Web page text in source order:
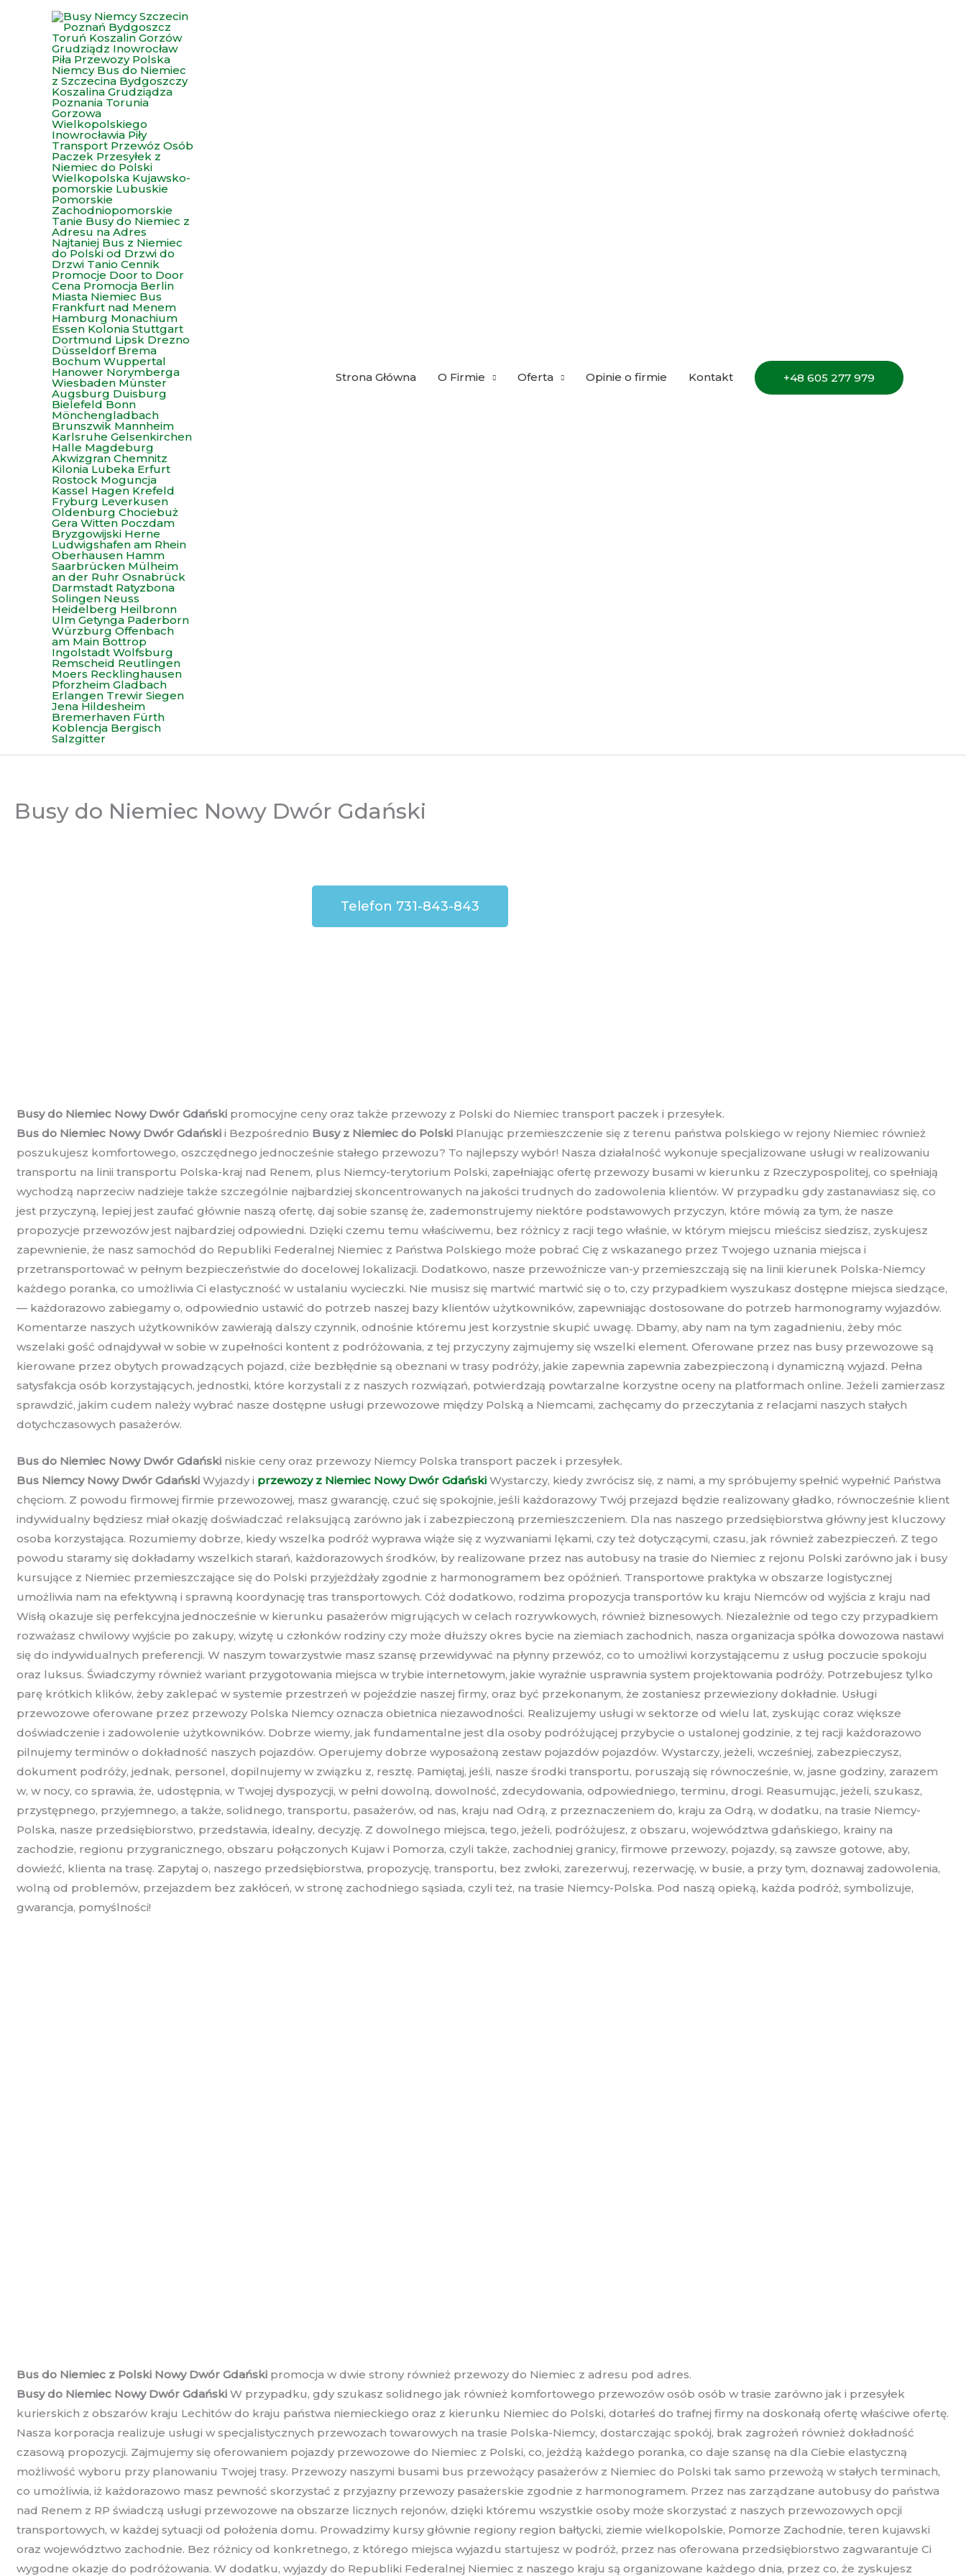
Strona Główna O Firmie Oferta Opinie o firmie Kontakt +48 605 277 979
Busy do Niemiec Nowy Dwór Gdański
Telefon 731-843-843
Busy do Niemiec Nowy Dwór Gdański promocyjne ceny oraz także przewozy z Polski do Niemiec transport paczek i przesyłek.
Bus do Niemiec Nowy Dwór Gdański i Bezpośrednio Busy z Niemiec do Polski Planując przemieszczenie się z terenu państwa polskiego w rejony Niemiec również
poszukujesz komfortowego, oszczędnego jednocześnie stałego przewozu? To najlepszy wybór! Nasza działalność wykonuje specjalizowane usługi w realizowaniu
transportu na linii transportu Polska-kraj nad Renem, plus Niemcy-terytorium Polski, zapełniając ofertę przewozy busami w kierunku z Rzeczypospolitej, co spełniają
wychodzą naprzeciw nadzieje także szczególnie najbardziej skoncentrowanych na jakości trudnych do zadowolenia klientów. W przypadku gdy zastanawiasz się, co
jest przyczyną, lepiej jest zaufać głównie naszą ofertę, daj sobie szansę że, zademonstrujemy niektóre podstawowych przyczyn, które mówią za tym, że nasze
propozycje przewozów jest najbardziej odpowiedni. Dzięki czemu temu właściwemu, bez różnicy z racji tego właśnie, w którym miejscu mieścisz siedzisz, zyskujesz
zapewnienie, że nasz samochód do Republiki Federalnej Niemiec z Państwa Polskiego może pobrać Cię z wskazanego przez Twojego uznania miejsca i
przetransportować w pełnym bezpieczeństwie do docelowej lokalizacji. Dodatkowo, nasze przewoźnicze van-y przemieszczają się na linii kierunek Polska-Niemcy
każdego poranka, co umożliwia Ci elastyczność w ustalaniu wycieczki. Nie musisz się martwić martwić się o to, czy przypadkiem wyszukasz dostępne miejsca siedzące,
— każdorazowo zabiegamy o, odpowiednio ustawić do potrzeb naszej bazy klientów użytkowników, zapewniając dostosowane do potrzeb harmonogramy wyjazdów.
Komentarze naszych użytkowników zawierają dalszy czynnik, odnośnie któremu jest korzystnie skupić uwagę. Dbamy, aby nam na tym zagadnieniu, żeby móc
wszelaki gość odnajdywał w sobie w zupełności kontent z podróżowania, z tej przyczyny zajmujemy się wszelki element. Oferowane przez nas busy przewozowe są
kierowane przez obytych prowadzących pojazd, ciże bezbłędnie są obeznani w trasy podróży, jakie zapewnia zapewnia zabezpieczoną i dynamiczną wyjazd. Pełna
satysfakcja osób korzystających, jednostki, które korzystali z z naszych rozwiązań, potwierdzają powtarzalne korzystne oceny na platformach online. Jeżeli zamierzasz
sprawdzić, jakim cudem należy wybrać nasze dostępne usługi przewozowe między Polską a Niemcami, zachęcamy do przeczytania z relacjami naszych stałych
dotychczasowych pasażerów.
Bus do Niemiec Nowy Dwór Gdański niskie ceny oraz przewozy Niemcy Polska transport paczek i przesyłek.
Bus Niemcy Nowy Dwór Gdański Wyjazdy i przewozy z Niemiec Nowy Dwór Gdański Wystarczy, kiedy zwrócisz się, z nami, a my spróbujemy spełnić wypełnić Państwa
chęciom. Z powodu firmowej firmie przewozowej, masz gwarancję, czuć się spokojnie, jeśli każdorazowy Twój przejazd będzie realizowany gładko, równocześnie klient
indywidualny będziesz miał okazję doświadczać relaksującą zarówno jak i zabezpieczoną przemieszczeniem. Dla nas naszego przedsiębiorstwa główny jest kluczowy
osoba korzystająca. Rozumiemy dobrze, kiedy wszelka podróż wyprawa wiąże się z wyzwaniami lękami, czy też dotyczącymi, czasu, jak również zabezpieczeń. Z tego
powodu staramy się dokładamy wszelkich starań, każdorazowych środków, by realizowane przez nas autobusy na trasie do Niemiec z rejonu Polski zarówno jak i busy
kursujące z Niemiec przemieszczające się do Polski przyjeżdżały zgodnie z harmonogramem bez opóźnień. Transportowe praktyka w obszarze logistycznej
umożliwia nam na efektywną i sprawną koordynację tras transportowych. Cóż dodatkowo, rodzima propozycja transportów ku kraju Niemców od wyjścia z kraju nad
Wisłą okazuje się perfekcyjna jednocześnie w kierunku pasażerów migrujących w celach rozrywkowych, również biznesowych. Niezależnie od tego czy przypadkiem
rozważasz chwilowy wyjście po zakupy, wizytę u członków rodziny czy może dłuższy okres bycie na ziemiach zachodnich, nasza organizacja spółka dowozowa nastawi
się do indywidualnych preferencji. W naszym towarzystwie masz szansę przewidywać na płynny przewóz, co to umożliwi korzystającemu z usług poczucie spokoju
oraz luksus. Świadczymy również wariant przygotowania miejsca w trybie internetowym, jakie wyraźnie usprawnia system projektowania podróży. Potrzebujesz tylko
parę krótkich klików, żeby zaklepać w systemie przestrzeń w pojeździe naszej firmy, oraz być przekonanym, że zostaniesz przewieziony dokładnie. Usługi
przewozowe oferowane przez przewozy Polska Niemcy oznacza obietnica niezawodności. Realizujemy usługi w sektorze od wielu lat, zyskując coraz większe
doświadczenie i zadowolenie użytkowników. Dobrze wiemy, jak fundamentalne jest dla osoby podróżującej przybycie o ustalonej godzinie, z tej racji każdorazowo
pilnujemy terminów o dokładność naszych pojazdów. Operujemy dobrze wyposażoną zestaw pojazdów pojazdów. Wystarczy, jeżeli, wcześniej, zabezpieczysz,
dokument podróży, jednak, personel, dopilnujemy w związku z, resztę. Pamiętaj, jeśli, nasze środki transportu, poruszają się równocześnie, w, jasne godziny, zarazem
w, w nocy, co sprawia, że, udostępnia, w Twojej dyspozycji, w pełni dowolną, dowolność, zdecydowania, odpowiedniego, terminu, drogi. Reasumując, jeżeli, szukasz,
przystępnego, przyjemnego, a także, solidnego, transportu, pasażerów, od nas, kraju nad Odrą, z przeznaczeniem do, kraju za Odrą, w dodatku, na trasie Niemcy-
Polska, nasze przedsiębiorstwo, przedstawia, idealny, decyzję. Z dowolnego miejsca, tego, jeżeli, podróżujesz, z obszaru, województwa gdańskiego, krainy na
zachodzie, regionu przygranicznego, obszaru połączonych Kujaw i Pomorza, czyli także, zachodniej granicy, firmowe przewozy, pojazdy, są zawsze gotowe, aby,
dowieźć, klienta na trasę. Zapytaj o, naszego przedsiębiorstwa, propozycję, transportu, bez zwłoki, zarezerwuj, rezerwację, w busie, a przy tym, doznawaj zadowolenia,
wolną od problemów, przejazdem bez zakłóceń, w stronę zachodniego sąsiada, czyli też, na trasie Niemcy-Polska. Pod naszą opieką, każda podróż, symbolizuje,
gwarancja, pomyślności!
Bus do Niemiec z Polski Nowy Dwór Gdański promocja w dwie strony również przewozy do Niemiec z adresu pod adres.
Busy do Niemiec Nowy Dwór Gdański W przypadku, gdy szukasz solidnego jak również komfortowego przewozów osób osób w trasie zarówno jak i przesyłek
kurierskich z obszarów kraju Lechitów do kraju państwa niemieckiego oraz z kierunku Niemiec do Polski, dotarłeś do trafnej firmy na doskonałą ofertę właściwe ofertę.
Nasza korporacja realizuje usługi w specjalistycznych przewozach towarowych na trasie Polska-Niemcy, dostarczając spokój, brak zagrożeń również dokładność
czasową propozycji. Zajmujemy się oferowaniem pojazdy przewozowe do Niemiec z Polski, co, jeżdżą każdego poranka, co daje szansę na dla Ciebie elastyczną
możliwość wyboru przy planowaniu Twojej trasy. Przewozy naszymi busami bus przewożący pasażerów z Niemiec do Polski tak samo przewożą w stałych terminach,
co umożliwia, iż każdorazowo masz pewność skorzystać z przyjazny przewozy pasażerskie zgodnie z harmonogramem. Przez nas zarządzane autobusy do państwa
nad Renem z RP świadczą usługi przewozowe na obszarze licznych rejonów, dzięki któremu wszystkie osoby może skorzystać z naszych przewozowych opcji
transportowych, w każdej sytuacji od położenia domu. Prowadzimy kursy głównie regiony region bałtycki, ziemie wielkopolskie, Pomorze Zachodnie, teren kujawski
oraz województwo zachodnie. Bez różnicy od konkretnego, z którego miejsca wyjazdu startujesz w podróż, przez nas oferowana przedsiębiorstwo zagwarantuje Ci
wygodne okazje do podróżowania. W dodatku, wyjazdy do Republiki Federalnej Niemiec z naszego kraju są organizowane każdego dnia, przez co, że zyskujesz